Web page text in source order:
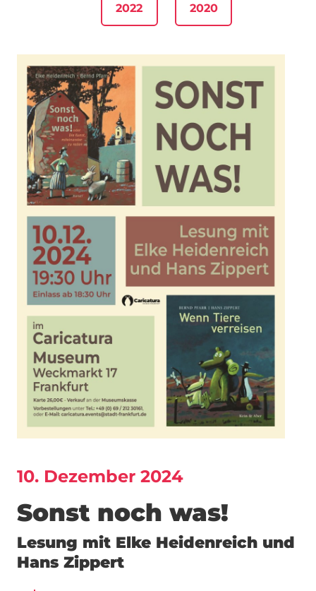
2022 2020
10. Dezember 2024
Sonst noch was!
Lesung mit Elke Heidenreich und
Hans Zippert